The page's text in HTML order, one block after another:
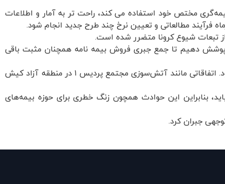
مختص خود استفاده می کند، راحت تر به آمار و اطلاعات
فرآیند مطالعاتی و تعیین نرخ چند طرح جدید انجام شود.
از تبعات شیوع کرونا متضرر شده است.
پوشش دهیم تا جمع جبری فروش بیمه نامه همچنان مثبت باقی
اکنون حدود دو دهه از عمر بیمه‌ها در مناطق آزاد می‌گذرد، ولی هنوز در بسیاری از حوزه‌ها فرآیند فرهنگ‌سازی می‌تواند سبب رشد شود. اتفاقاتی مانند آتش‌سوزی مجتمع پردیس ۱ در منطقه آزاد کیش
بنابراین این حوادث همچون زنگ خطری برای حوزه بیمه‌های
جبران کرد.